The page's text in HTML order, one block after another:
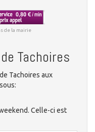
de la mairie
Tachoires
Tachoires aux
Celle-ci est